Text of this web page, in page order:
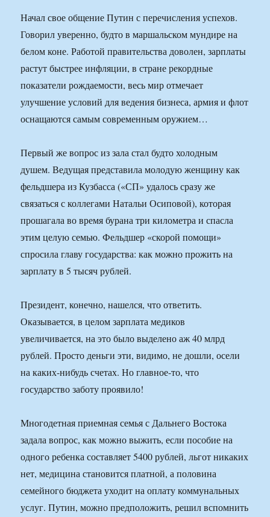
Начал свое общение Путин с перечисления успехов.
Говорил уверенно, будто в маршальском мундире на
белом коне. Работой правительства доволен, зарплаты
растут быстрее инфляции, в стране рекордные
показатели рождаемости, весь мир отмечает
улучшение условий для ведения бизнеса, армия и флот
оснащаются самым современным оружием…
Первый же вопрос из зала стал будто холодным
душем. Ведущая представила молодую женщину как
фельдшера из Кузбасса («СП» удалось сразу же
связаться с коллегами Натальи Осиповой), которая
прошагала во время бурана три километра и спасла
этим целую семью. Фельдшер «скорой помощи»
спросила главу государства: как можно прожить на
зарплату в 5 тысяч рублей.
Президент, конечно, нашелся, что ответить.
Оказывается, в целом зарплата медиков
увеличивается, на это было выделено аж 40 млрд
рублей. Просто деньги эти, видимо, не дошли, осели
на каких-нибудь счетах. Но главное-то, что
государство заботу проявило!
Многодетная приемная семья с Дальнего Востока
задала вопрос, как можно выжить, если пособие на
одного ребенка составляет 5400 рублей, льгот никаких
нет, медицина становится платной, а половина
семейного бюджета уходит на оплату коммунальных
услуг. Путин, можно предположить, решил вспомнить